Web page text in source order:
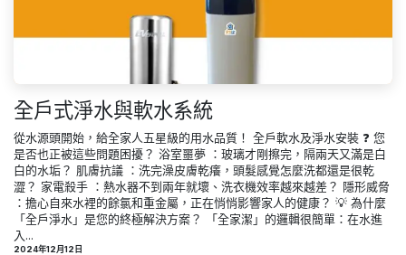
全戶式淨水與軟水系統
從水源頭開始，給全家人五星級的用水品質！ 全戶軟水及淨水安裝 ❓ 您
是否也正被這些問題困擾？ 浴室噩夢 ：玻璃才剛擦完，隔兩天又滿是白
白的水垢？ 肌膚抗議 ：洗完澡皮膚乾癢，頭髮感覺怎麼洗都還是很乾
澀？ 家電殺手 ：熱水器不到兩年就壞、洗衣機效率越來越差？ 隱形威脅
：擔心自來水裡的餘氯和重金屬，正在悄悄影響家人的健康？ 💡 為什麼
「全戶淨水」是您的終極解決方案？ 「全家潔」的邏輯很簡單：在水進
入...
2024年12月12日